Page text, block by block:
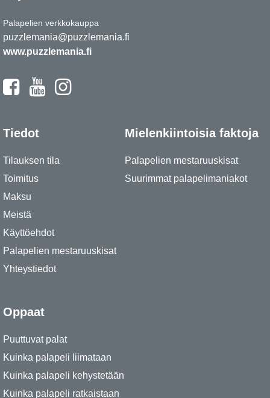
Palapelien verkkokauppa
puzzlemania@puzzlemania.fi
www.puzzlemania.fi
Tiedot
Tilauksen tila
Toimitus
Maksu
Meistä
Käyttöehdot
Palapelien mestaruuskisat
Yhteystiedot
Mielenkiintoisia faktoja
Palapelien mestaruuskisat
Suurimmat palapelimaniakot
Oppaat
Puuttuvat palat
Kuinka palapeli liimataan
Kuinka palapeli kehystetään
Kuinka palapeli ratkaistaan